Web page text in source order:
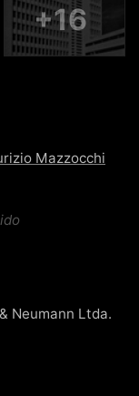
+16
Mazzocchi
Neumann Ltda.